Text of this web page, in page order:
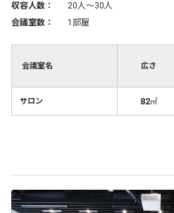
収容人数：
20人〜30人
会議室数：
1部屋
会議室名 広さ
サロン 82㎡